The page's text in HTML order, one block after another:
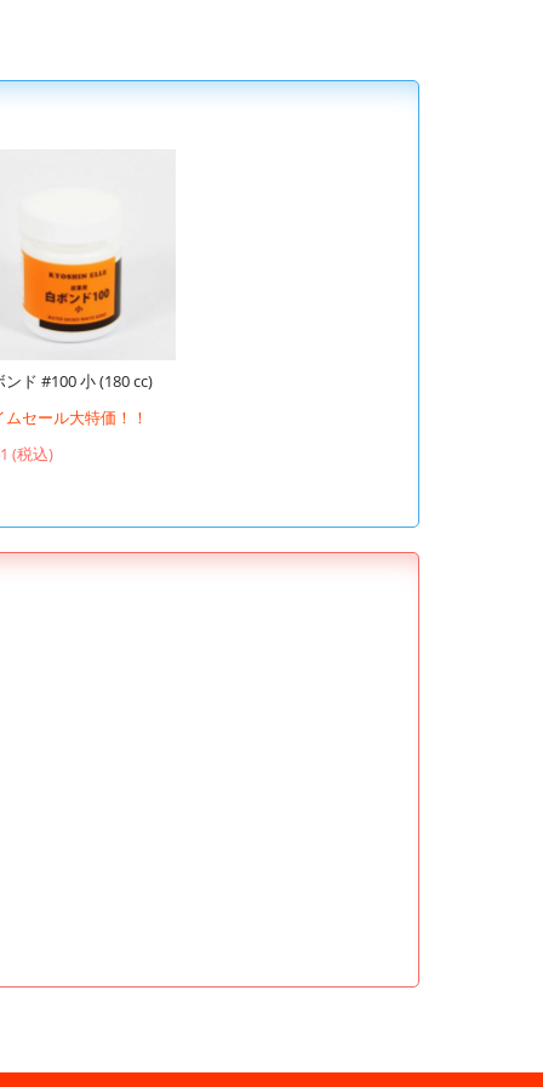
ンド #100 小 (180 cc)
ムセール大特価！！
(税込)